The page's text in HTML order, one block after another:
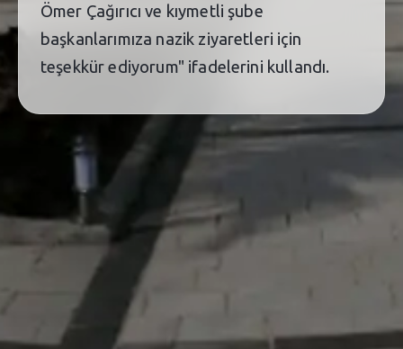
Ömer Çağırıcı ve kıymetli şube
başkanlarımıza nazik ziyaretleri için
teşekkür ediyorum" ifadelerini kullandı.